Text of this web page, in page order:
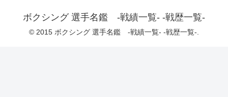
ボクシング 選手名鑑 -戦績一覧- -戦歴一覧-
© 2015 ボクシング 選手名鑑 -戦績一覧- -戦歴一覧-.